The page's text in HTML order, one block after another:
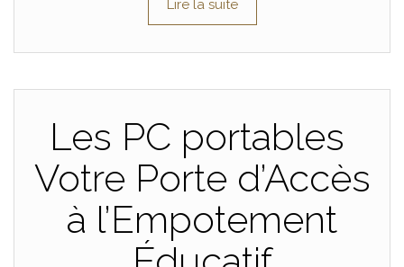
Lire la suite
Les PC portables
Votre Porte d’Accès
à l’Empotement